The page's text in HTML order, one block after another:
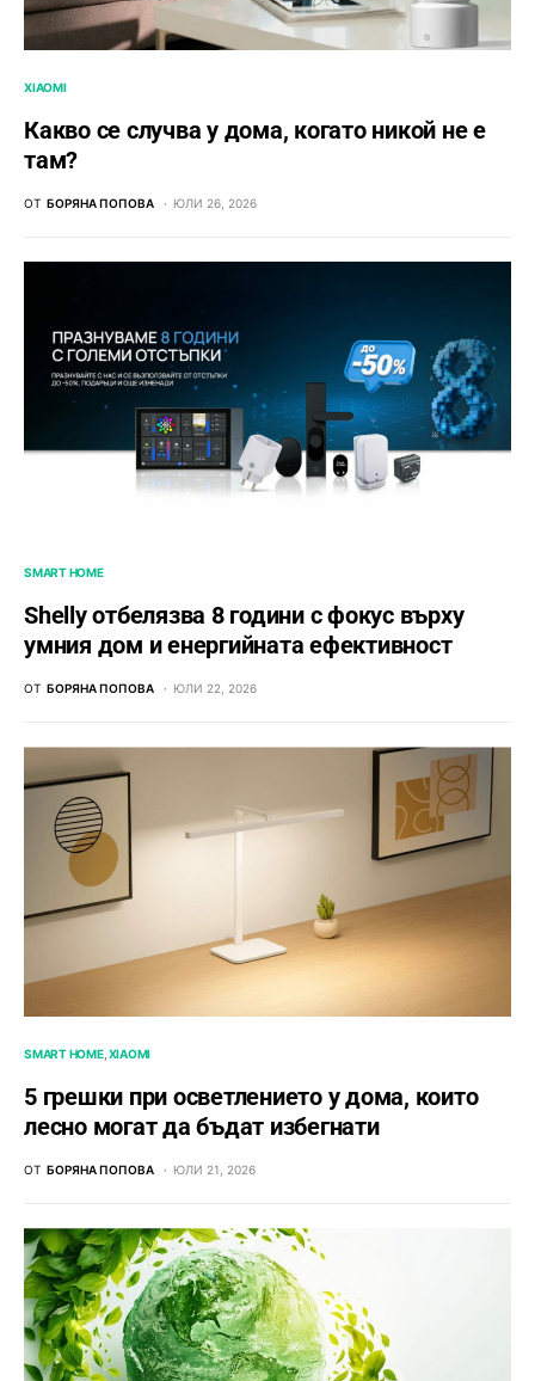
XIAOMI
Какво се случва у дома, когато никой не е
там?
ОТ БОРЯНА ПОПОВА ЮЛИ 26, 2026
SMART HOME
Shelly отбелязва 8 години с фокус върху
умния дом и енергийната ефективност
ОТ БОРЯНА ПОПОВА ЮЛИ 22, 2026
SMART HOME XIAOMI
5 грешки при осветлението у дома, които
лесно могат да бъдат избегнати
ОТ БОРЯНА ПОПОВА ЮЛИ 21, 2026